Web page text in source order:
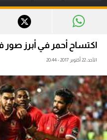
أخبار
ميركاتو
فانتازي في الجول
مسابقة التوقعات
فيديوهات
عدسات
اكتساح أحمر في أبرز صور
الأحد، 22 أكتوبر 2017 - 20:44